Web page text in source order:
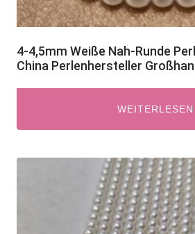
4-4,5mm Weiße Nah-Runde
China Perlenhersteller
WEITERLESEN